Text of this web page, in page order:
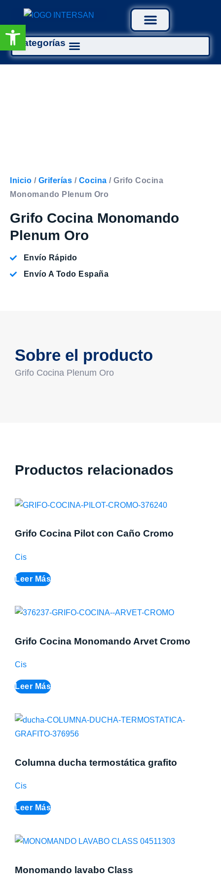
Categorías
Inicio / Griferías / Cocina / Grifo Cocina
Monomando Plenum Oro
Grifo Cocina Monomando
Plenum Oro
Envío Rápido
Envío A Todo España
Sobre el producto
Grifo Cocina Plenum Oro
Productos relacionados
Grifo Cocina Pilot con Caño Cromo
Cis
Leer Más
Grifo Cocina Monomando Arvet Cromo
Cis
Leer Más
Columna ducha termostática grafito
Cis
Leer Más
Monomando lavabo Class
Abrir barra de herramientas